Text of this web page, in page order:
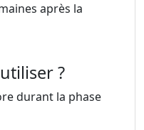
après la
?
durant la phase